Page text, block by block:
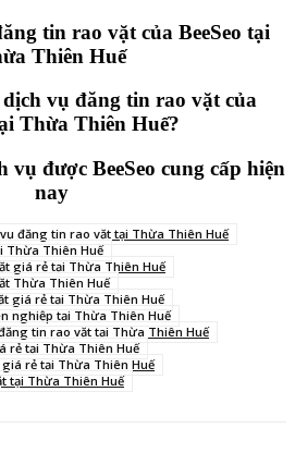
tin rao vặt của BeeSeo tại
Thiên Huế
vụ đăng tin rao vặt của
Thừa Thiên Huế?
được BeeSeo cung cấp hiện
nay
đăng tin rao vặt tại Thừa Thiên Huế
Thừa Thiên Huế
giá rẻ tại Thừa Thiên Huế
Thừa Thiên Huế
giá rẻ tại Thừa Thiên Huế
nghiệp tại Thừa Thiên Huế
tin rao vặt tại Thừa Thiên Huế
rẻ tại Thừa Thiên Huế
rẻ tại Thừa Thiên Huế
tại Thừa Thiên Huế